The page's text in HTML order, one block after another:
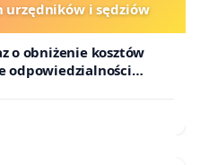
urzędników i sędziów
o obniżenie kosztów
odpowiedzialności
i sędziów